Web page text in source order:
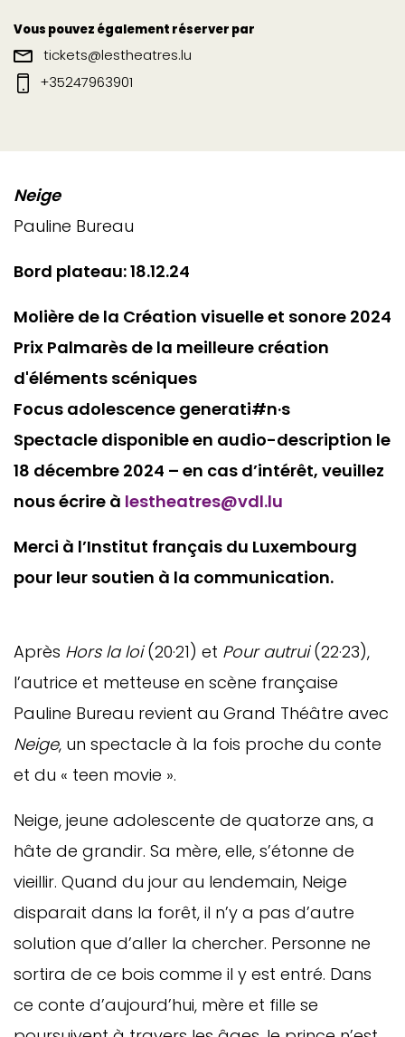
Vous pouvez également réserver par
tickets@lestheatres.lu
+35247963901
Neige
Pauline Bureau
Bord plateau: 18.12.24
Molière de la Création visuelle et sonore 2024
Prix Palmarès de la meilleure création
d'éléments scéniques
Focus adolescence generati#n·s
Spectacle disponible en audio-description le
18 décembre 2024 – en cas d’intérêt, veuillez
nous écrire à lestheatres@vdl.lu
Merci à l’Institut français du Luxembourg
pour leur soutien à la communication.
Après Hors la loi(20·21) et Pour autrui(22·23),
l’autrice et metteuse en scène française
Pauline Bureau revient au Grand Théâtre avec
Neige, un spectacle à la fois proche du conte
et du « teen movie ».
Neige, jeune adolescente de quatorze ans, a
hâte de grandir. Sa mère, elle, s’étonne de
vieillir. Quand du jour au lendemain, Neige
disparait dans la forêt, il n’y a pas d’autre
solution que d’aller la chercher. Personne ne
sortira de ce bois comme il y est entré. Dans
ce conte d’aujourd’hui, mère et fille se